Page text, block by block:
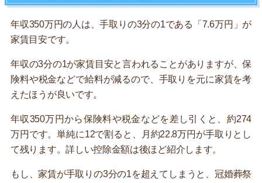
年収350万円の人は、手取りの3分の1である「7.6万円」が
家賃目安です。
年収の3分の1が家賃目安と言われることがありますが、保
険料や税金などで給料が減るので、手取りを元に家賃を考
えたほうが良いです。
年収350万円から保険料や税金などを差し引くと、約274
万円です。単純に12で割ると、月約22.8万円が手取りとし
て残ります。詳しい控除金額は後ほど紹介します。
もし、家賃が手取りの3分の1を超えてしまうと、冠婚葬祭